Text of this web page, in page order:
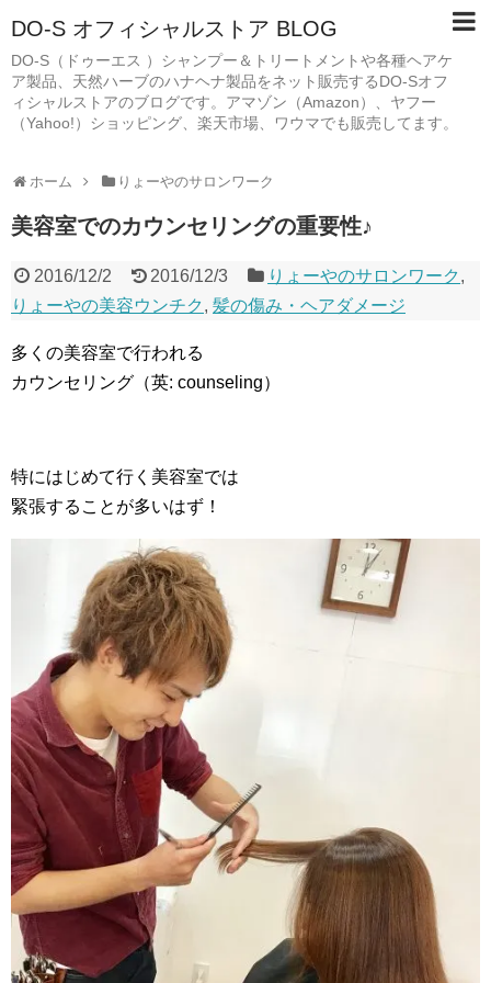
DO-S オフィシャルストア BLOG
DO-S（ドゥーエス ）シャンプー＆トリートメントや各種ヘアケ
ア製品、天然ハーブのハナヘナ製品をネット販売するDO-Sオフ
ィシャルストアのブログです。アマゾン（Amazon）、ヤフー
（Yahoo!）ショッピング、楽天市場、ワウマでも販売してます。
ホーム りょーやのサロンワーク
美容室でのカウンセリングの重要性♪
2016/12/2 2016/12/3 りょーやのサロンワーク ,
りょーやの美容ウンチク , 髪の傷み・ヘアダメージ
多くの美容室で行われる
カウンセリング（英: counseling）
特にはじめて行く美容室では
緊張することが多いはず！